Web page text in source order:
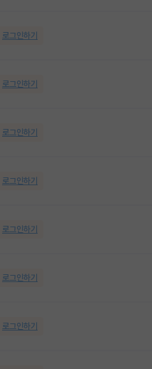
로그인하기
로그인하기
로그인하기
로그인하기
로그인하기
로그인하기
로그인하기